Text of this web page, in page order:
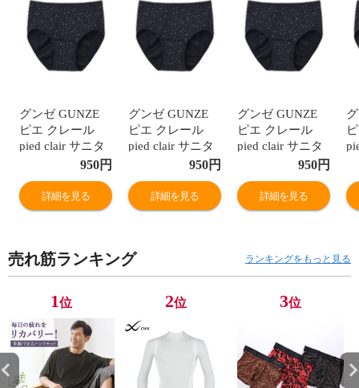
グンゼ GUNZE
ピエ クレール
pied clair サニタ
リーショーツ 夜
用 羽つきナプキ
ン対応 ジュニア
キッズ 生理用 単
950円
詳細を見る
グンゼ GUNZE
ピエ クレール
pied clair サニタ
リーショーツ 夜
用 羽つきナプキ
ン対応 ジュニア
キッズ 生理用 単
950円
詳細を見る
グンゼ GUNZE
ピエ クレール
pied clair サニタ
リーショーツ 夜
用 羽つきナプキ
ン対応 ジュニア
キッズ 生理用 単
950円
詳細を見る
売れ筋ランキング ランキングをもっと見る
1位 2位 3位